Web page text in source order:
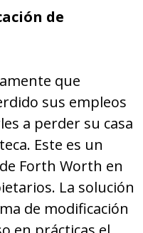
de
que
sus empleos
a perder su casa
Este es un
Forth Worth en
La solución
de modificación